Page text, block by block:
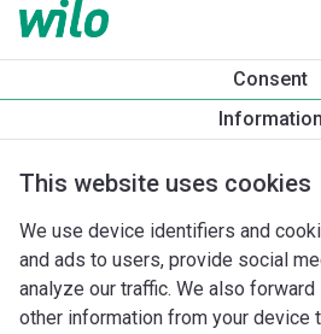
Consent
Information
This website uses cookies
We use device identifiers and
and ads to users, provide social
analyze our traffic. We also
other information from your device
Tuotetietoa